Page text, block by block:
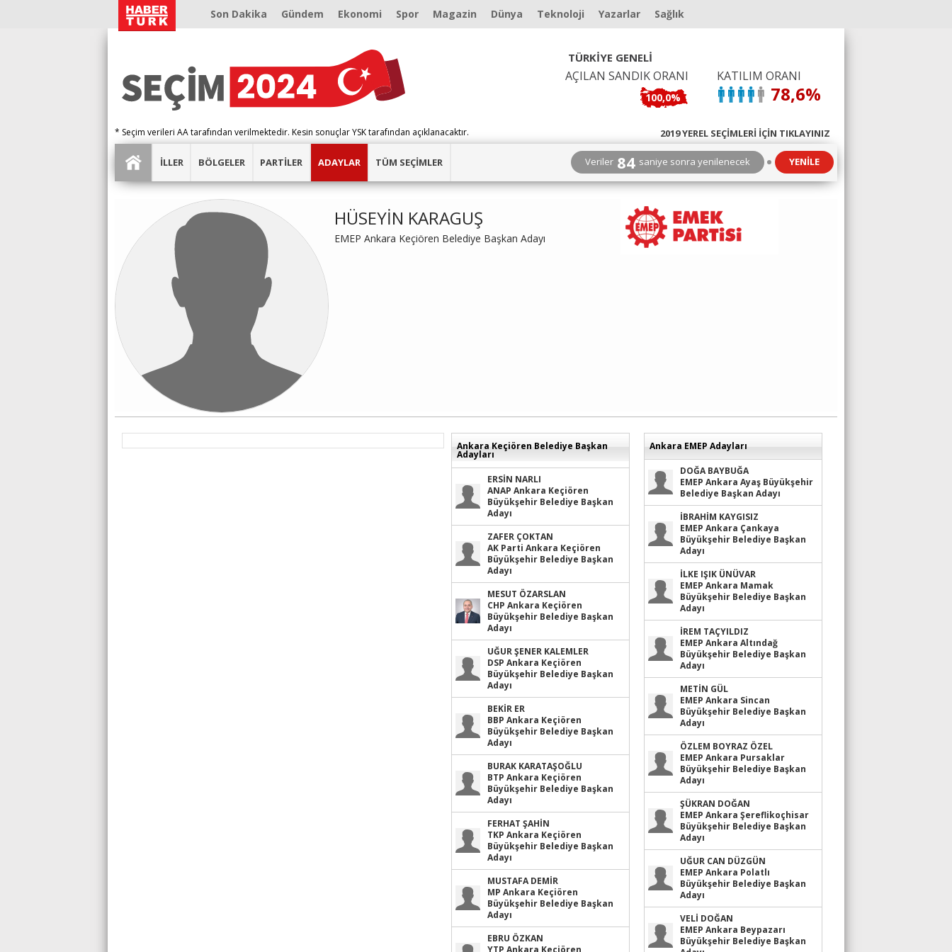
Son Dakika Gündem Ekonomi Spor Magazin Dünya Teknoloji Yazarlar Sağlık
* Seçim verileri AA tarafından verilmektedir. Kesin sonuçlar YSK tarafından açıklanacaktır.
TÜRKİYE GENELİ
AÇILAN SANDIK ORANI
100,0%
KATILIM ORANI
78,6%
2019 YEREL SEÇİMLERİ İÇİN TIKLAYINIZ
İLLER BÖLGELER PARTİLER ADAYLAR TÜM SEÇİMLER Veriler 83 saniye sonra yenilenecek YENİLE
HÜSEYİN KARAGUŞ
EMEP Ankara Keçiören Belediye Başkan Adayı
Ankara Keçiören Belediye Başkan
Adayları
ERSİN NARLI
ANAP Ankara Keçiören
Büyükşehir Belediye Başkan
Adayı
ZAFER ÇOKTAN
AK Parti Ankara Keçiören
Büyükşehir Belediye Başkan
Adayı
MESUT ÖZARSLAN
CHP Ankara Keçiören
Büyükşehir Belediye Başkan
Adayı
UĞUR ŞENER KALEMLER
DSP Ankara Keçiören
Büyükşehir Belediye Başkan
Adayı
BEKİR ER
BBP Ankara Keçiören
Büyükşehir Belediye Başkan
Adayı
BURAK KARATAŞOĞLU
BTP Ankara Keçiören
Büyükşehir Belediye Başkan
Adayı
FERHAT ŞAHİN
TKP Ankara Keçiören
Büyükşehir Belediye Başkan
Adayı
MUSTAFA DEMİR
MP Ankara Keçiören
Büyükşehir Belediye Başkan
Adayı
EBRU ÖZKAN
YTP Ankara Keçiören
Ankara EMEP Adayları
DOĞA BAYBUĞA
EMEP Ankara Ayaş Büyükşehir
Belediye Başkan Adayı
İBRAHİM KAYGISIZ
EMEP Ankara Çankaya
Büyükşehir Belediye Başkan
Adayı
İLKE IŞIK ÜNÜVAR
EMEP Ankara Mamak
Büyükşehir Belediye Başkan
Adayı
İREM TAÇYILDIZ
EMEP Ankara Altındağ
Büyükşehir Belediye Başkan
Adayı
METİN GÜL
EMEP Ankara Sincan
Büyükşehir Belediye Başkan
Adayı
ÖZLEM BOYRAZ ÖZEL
EMEP Ankara Pursaklar
Büyükşehir Belediye Başkan
Adayı
ŞÜKRAN DOĞAN
EMEP Ankara Şereflikoçhisar
Büyükşehir Belediye Başkan
Adayı
UĞUR CAN DÜZGÜN
EMEP Ankara Polatlı
Büyükşehir Belediye Başkan
Adayı
VELİ DOĞAN
EMEP Ankara Beypazarı
Büyükşehir Belediye Başkan